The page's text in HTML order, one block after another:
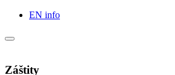
EN info
Záštity